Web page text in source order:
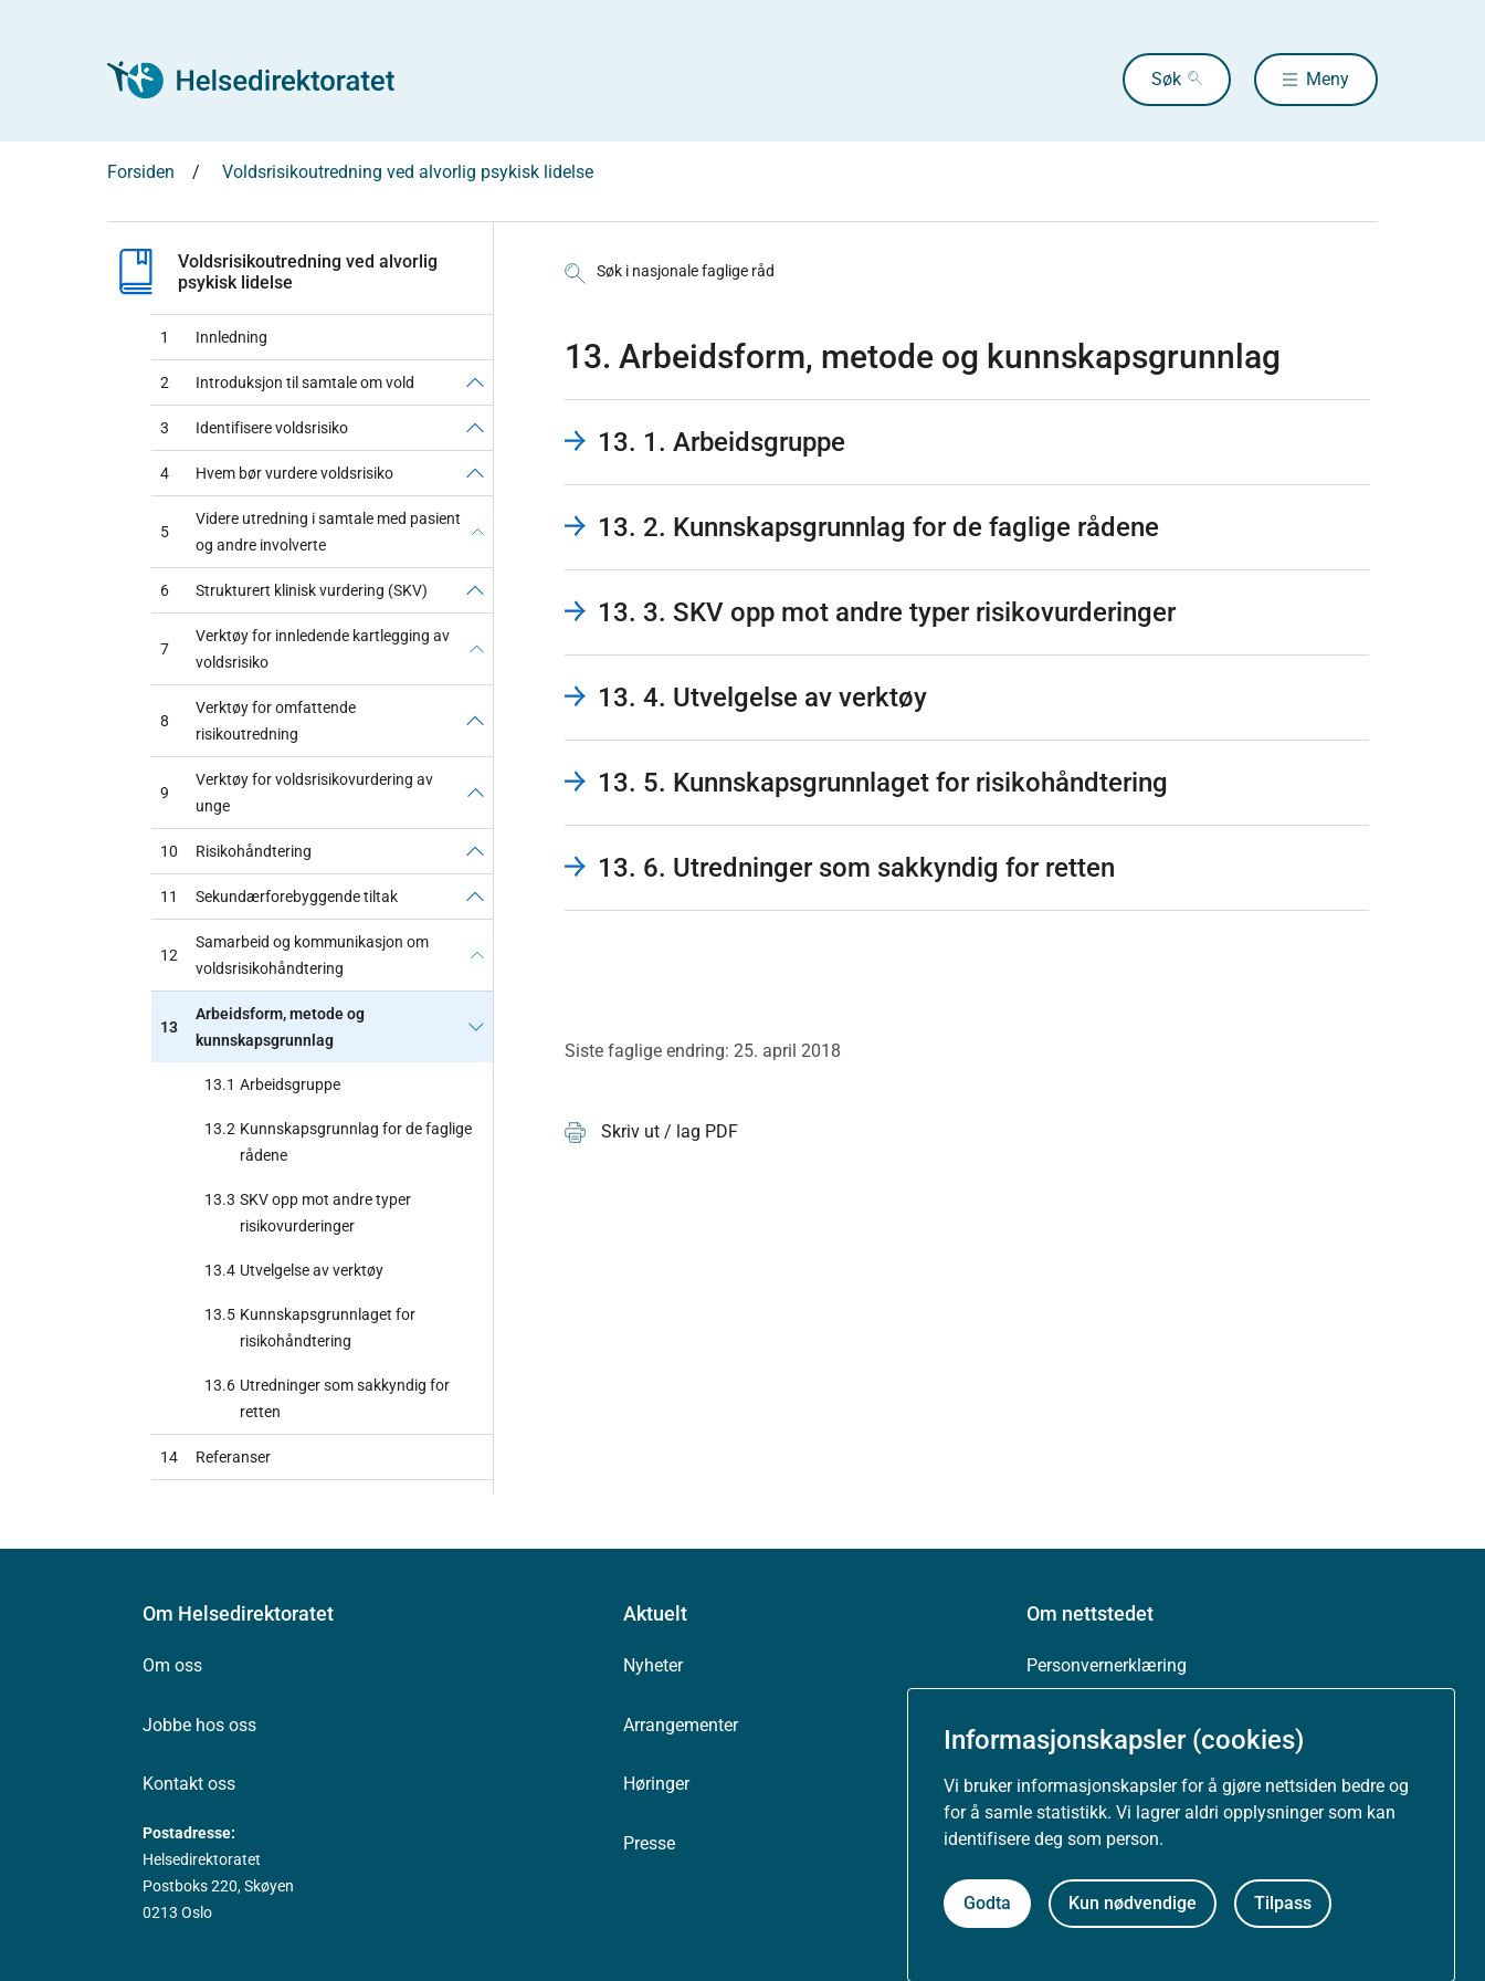
Informasjonskapsler (cookies)
Vi bruker informasjonskapsler for å gjøre nettsiden bedre og
for å samle statistikk. Vi lagrer aldri opplysninger som kan
identifisere deg som person.
Godta Kun nødvendige Tilpass
Søk Meny
Forsiden Voldsrisikoutredning ved alvorlig psykisk lidelse
Voldsrisikoutredning ved alvorlig
psykisk lidelse
1 Innledning
2 Introduksjon til samtale om vold
3 Identifisere voldsrisiko
4 Hvem bør vurdere voldsrisiko
5
Videre utredning i samtale med pasient
og andre involverte
6 Strukturert klinisk vurdering (SKV)
7
Verktøy for innledende kartlegging av
voldsrisiko
8
Verktøy for omfattende
risikoutredning
9
Verktøy for voldsrisikovurdering av
unge
10 Risikohåndtering
11 Sekundærforebyggende tiltak
12
Samarbeid og kommunikasjon om
voldsrisikohåndtering
13
Arbeidsform, metode og
kunnskapsgrunnlag
13.1 Arbeidsgruppe
13.2 Kunnskapsgrunnlag for de faglige
rådene
13.3 SKV opp mot andre typer
risikovurderinger
13.4 Utvelgelse av verktøy
13.5 Kunnskapsgrunnlaget for
risikohåndtering
13.6 Utredninger som sakkyndig for
retten
14 Referanser
Søk i nasjonale faglige råd
13. Arbeidsform, metode og kunnskapsgrunnlag
13. 1. Arbeidsgruppe
13. 2. Kunnskapsgrunnlag for de faglige rådene
13. 3. SKV opp mot andre typer risikovurderinger
13. 4. Utvelgelse av verktøy
13. 5. Kunnskapsgrunnlaget for risikohåndtering
13. 6. Utredninger som sakkyndig for retten
Siste faglige endring: 25. april 2018
Skriv ut / lag PDF
Om Helsedirektoratet
Om oss
Jobbe hos oss
Kontakt oss
Postadresse:
Helsedirektoratet
Postboks 220, Skøyen
0213 Oslo
Aktuelt
Nyheter
Arrangementer
Høringer
Presse
Om nettstedet
Personvernerklæring
Tilgjengelighetserklæring (uustatus.no)
Besøksstatistikk og informasjonskapsler
Nyhetsvarsel og abonnement
Åpne data (API)